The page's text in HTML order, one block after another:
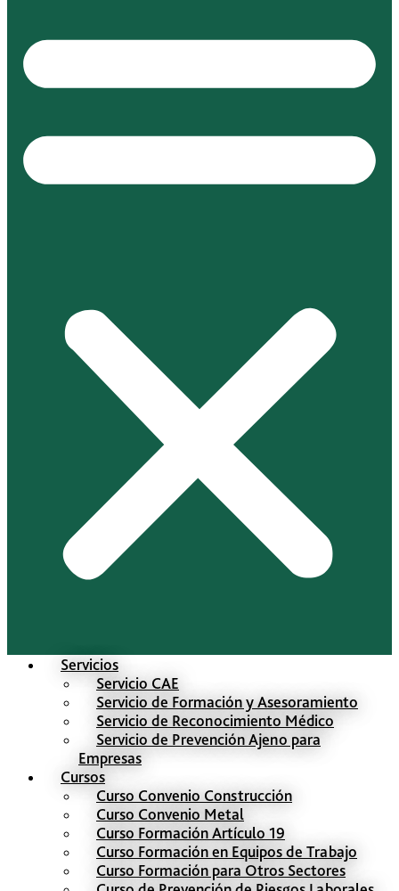
Servicios
Servicio CAE
Servicio de Formación y Asesoramiento
Servicio de Reconocimiento Médico
Servicio de Prevención Ajeno para
Empresas
Cursos
Curso Convenio Construcción
Curso Convenio Metal
Curso Formación Artículo 19
Curso Formación en Equipos de Trabajo
Curso Formación para Otros Sectores